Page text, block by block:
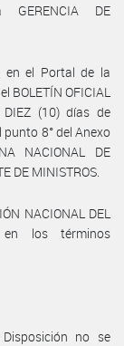
DE
en el Portal de la
BOLETÍN OFICIAL
(10) días de
8° del Anexo
NACIONAL DE
DE MINISTROS.
NACIONAL DEL
en los términos
no se